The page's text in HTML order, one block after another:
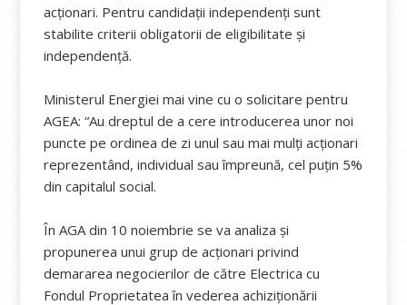
acționari. Pentru candidații independenți sunt
stabilite criterii obligatorii de eligibilitate și
independență.
Ministerul Energiei mai vine cu o solicitare pentru
AGEA: “Au dreptul de a cere introducerea unor noi
puncte pe ordinea de zi unul sau mai mulți acționari
reprezentând, individual sau împreună, cel puțin 5%
din capitalul social.
În AGA din 10 noiembrie se va analiza și
propunerea unui grup de acționari privind
demararea negocierilor de către Electrica cu
Fondul Proprietatea în vederea achiziționării